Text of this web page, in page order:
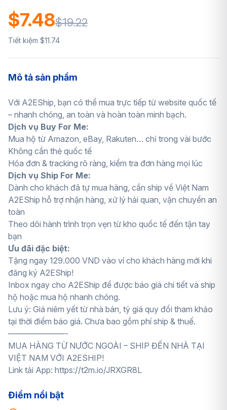
$7.48$19.22
Tiết kiệm $11.74
Mô tả sản phẩm
Với A2EShip, bạn có thể mua trực tiếp từ website quốc tế
– nhanh chóng, an toàn và hoàn toàn minh bạch.
Dịch vụ Buy For Me:
Mua hộ từ Amazon, eBay, Rakuten… chỉ trong vài bước
Không cần thẻ quốc tế
Hóa đơn & tracking rõ ràng, kiểm tra đơn hàng mọi lúc
Dịch vụ Ship For Me:
Dành cho khách đã tự mua hàng, cần ship về Việt Nam
A2EShip hỗ trợ nhận hàng, xử lý hải quan, vận chuyển an
toàn
Theo dõi hành trình trọn vẹn từ kho quốc tế đến tận tay
bạn
Ưu đãi đặc biệt:
Tặng ngay 129.000 VND vào ví cho khách hàng mới khi
đăng ký A2EShip!
Inbox ngay cho A2EShip để được báo giá chi tiết và ship
hộ hoặc mua hộ nhanh chóng.
Lưu ý: Giá niêm yết từ nhà bán, tỷ giá quy đổi tham khảo
tại thời điểm báo giá. Chưa bao gồm phí ship & thuế.
———————-
MUA HÀNG TỪ NƯỚC NGOÀI – SHIP ĐẾN NHÀ TẠI
VIỆT NAM VỚI A2ESHIP!
Link tải App: https://t2m.io/JRXGR8L
Điểm nổi bật